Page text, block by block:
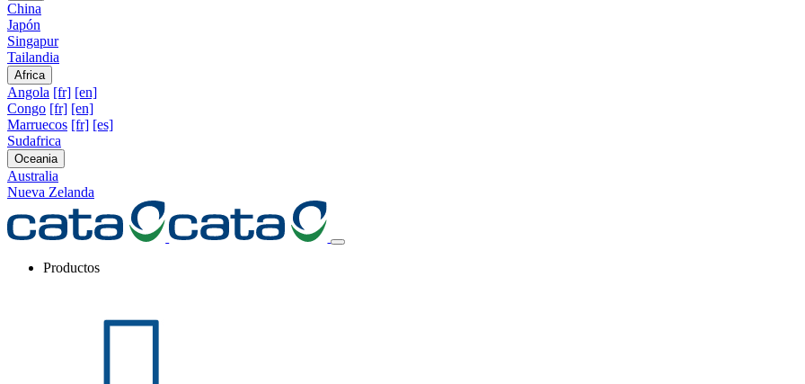
China
Japón
Singapur
Tailandia
Africa
Angola [fr] [en]
Congo [fr] [en]
Marruecos [fr] [es]
Sudafrica
Oceania
Australia
Nueva Zelanda
Productos